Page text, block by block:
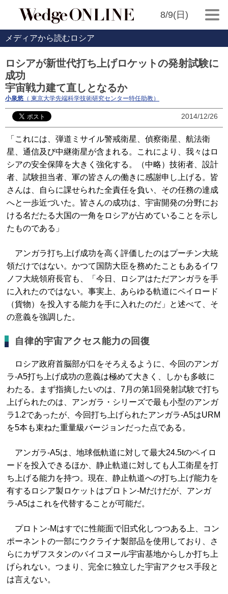
8/9(日)
メディアから読むロシア
ロシアが新世代打ち上げロケットの発射試験に
成功
宇宙戦力建て直しとなるか
小泉悠 （ 東京大学先端科学技術研究センター特任助教）
2014/12/26
「これには、弾道ミサイル警戒衛星、偵察衛星、航法衛
星、通信及び中継衛星が含まれる。これにより、我々はロ
シアの安全保障を大きく強化する。（中略）技術者、設計
者、試験担当者、軍の皆さんの働きに感謝申し上げる。皆
さんは、自らに課せられた全責任を負い、その任務の達成
へと一歩近づいた。皆さんの成功は、宇宙開発の分野にお
ける名だたる大国の一角をロシアが占めていることを示し
たものである」
アンガラ打ち上げ成功を高く評価したのはプーチン大統
領だけではない。かつて国防大臣を務めたこともあるイワ
ノフ大統領府長官も、「今日、ロシアはただアンガラを手
に入れたのではない。事実上、あらゆる軌道にペイロード
（貨物）を投入する能力を手に入れたのだ」と述べて、そ
の意義を強調した。
自律的宇宙アクセス能力の回復
ロシア政府首脳部が口をそろえるように、今回のアンガ
ラ-A5打ち上げ成功の意義は極めて大きく、しかも多岐に
わたる。まず指摘したいのは、7月の第1回発射試験で打ち
上げられたのは、アンガラ・シリーズで最も小型のアンガ
ラ1.2であったが、今回打ち上げられたアンガラ-A5はURM
を5本も束ねた重量級バージョンだった点である。
アンガラ-A5は、地球低軌道に対して最大24.5tのペイロ
ードを投入できるほか、静止軌道に対しても人工衛星を打
ち上げる能力を持つ。現在、静止軌道への打ち上げ能力を
有するロシア製ロケットはプロトン-Mだけだが、アンガ
ラ-A5はこれを代替することが可能だ。
プロトン-Mはすでに性能面で旧式化しつつある上、コン
ポーネントの一部にウクライナ製部品を使用しており、さ
らにカザフスタンのバイコヌール宇宙基地からしか打ち上
げられない。つまり、完全に独立した宇宙アクセス手段と
は言えない。